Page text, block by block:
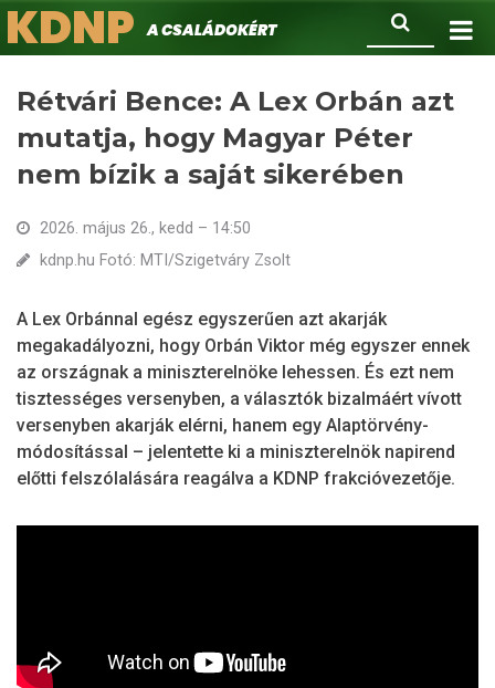
Ugrás
a
Keresés
KDNPA családokért.
Rétvári Bence: A Lex Orbán azt
mutatja, hogy Magyar Péter
nem bízik a saját sikerében
2026. május 26., kedd – 14:50
kdnp.hu Fotó: MTI/Szigetváry Zsolt
A Lex Orbánnal egész egyszerűen azt akarják
megakadályozni, hogy Orbán Viktor még egyszer ennek
az országnak a miniszterelnöke lehessen. És ezt nem
tisztességes versenyben, a választók bizalmáért vívott
versenyben akarják elérni, hanem egy Alaptörvény-
módosítással – jelentette ki a miniszterelnök napirend
előtti felszólalására reagálva a KDNP frakcióvezetője.